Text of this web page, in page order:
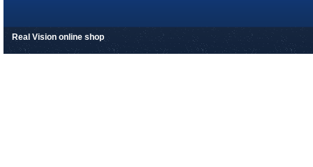
Real Vision online shop